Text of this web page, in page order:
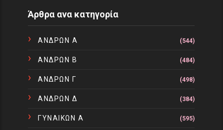
Άρθρα ανα κατηγορία
ΑΝΔΡΩΝ Α (544)
ΑΝΔΡΩΝ Β (484)
ΑΝΔΡΩΝ Γ (498)
ΑΝΔΡΩΝ Δ (384)
ΓΥΝΑΙΚΩΝ Α (595)